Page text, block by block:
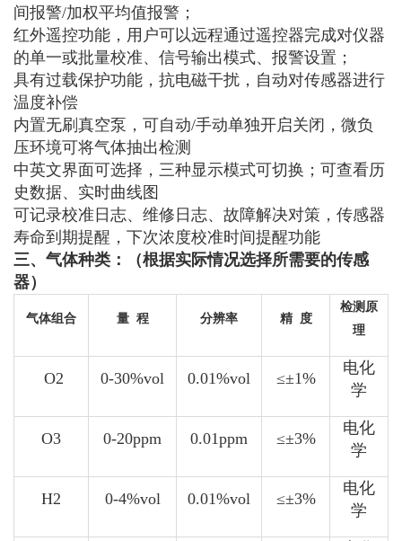
间报警/加权平均值报警；
红外遥控功能，用户可以远程通过遥控器完成对仪器
的单一或批量校准、信号输出模式、报警设置；
具有过载保护功能，抗电磁干扰，自动对传感器进行
温度补偿
内置无刷真空泵，可自动/手动单独开启关闭，微负
压环境可将气体抽出检测
中英文界面可选择，三种显示模式可切换；可查看历
史数据、实时曲线图
可记录校准日志、维修日志、故障解决对策，传感器
寿命到期提醒，下次浓度校准时间提醒功能
三、气体种类：（根据实际情况选择所需要的传感
器）
气体组合 量 程 分辨率 精 度
检测原
理
O2 0-30%vol 0.01%vol ≤±1%
电化
学
O3 0-20ppm 0.01ppm ≤±3%
电化
学
H2 0-4%vol 0.01%vol ≤±3%
电化
学